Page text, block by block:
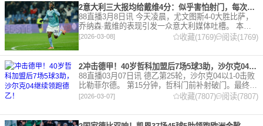
2意大利三大报均给戴维4分：似乎害怕射门，每次触球球迷都叹息
88直播3月8日讯 今天凌晨，尤文图斯4-0大胜比萨，
乔纳森·戴维的表现引发一众意大利媒体吐槽。 本场
比赛，戴维半场就被换下，赛后，《米兰体育报》、
《罗马体育报》和《都灵体育报》三大报都给戴维打
出4分
[2026-03-08] 收藏(1769) 阅读(1769)
2冲击德甲！40岁哲科加盟后7场5球3助，沙尔克04继续领跑德乙！
88直播03月07日讯 德乙第25轮，沙尔克04以1-0击败
比勒菲尔德。 第15分钟，哲科门前补射破门。最终凭
借哲科的进球沙尔克04成功拿到3分，继续领跑德
[2026-03-07] 收藏(7807) 阅读(7807)